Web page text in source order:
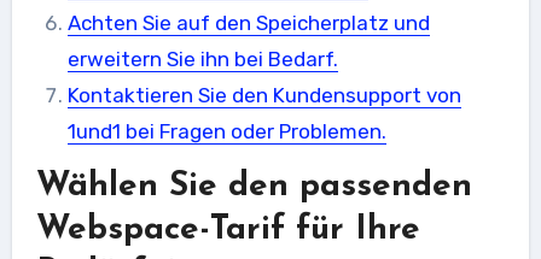
Achten Sie auf den Speicherplatz und
erweitern Sie ihn bei Bedarf.
Kontaktieren Sie den Kundensupport von
1und1 bei Fragen oder Problemen.
Wählen Sie den passenden
Webspace-Tarif für Ihre